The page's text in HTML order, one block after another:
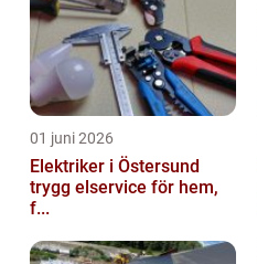
01 juni 2026
Elektriker i Östersund
trygg elservice för hem,
f...